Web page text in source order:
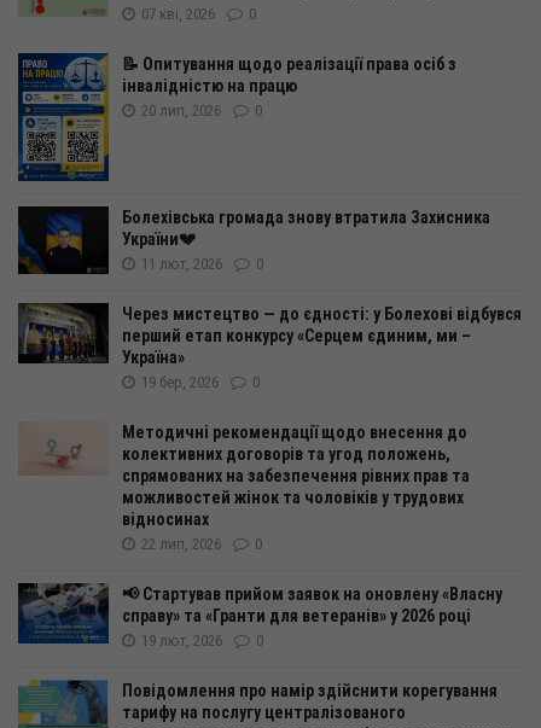
07 кві, 2026 0
📝 Опитування щодо реалізації права осіб з
інвалідністю на працю
20 лип, 2026 0
Болехівська громада знову втратила Захисника
України💔
11 лют, 2026 0
Через мистецтво — до єдності: у Болехові відбувся
перший етап конкурсу «Серцем єдиним, ми –
Україна»
19 бер, 2026 0
Методичні рекомендації щодо внесення до
колективних договорів та угод положень,
спрямованих на забезпечення рівних прав та
можливостей жінок та чоловіків у трудових
відносинах
22 лип, 2026 0
📢 Стартував прийом заявок на оновлену «Власну
справу» та «Гранти для ветеранів» у 2026 році
19 лют, 2026 0
Повідомлення про намір здійснити корегування
тарифу на послугу централізованого